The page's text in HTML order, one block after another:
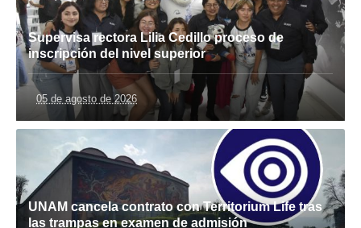
Supervisa rectora Lilia Cedillo proceso de
inscripción del nivel superior
05 de agosto de 2026
UNAM cancela contrato con Territorium Life tras
las trampas en examen de admisión